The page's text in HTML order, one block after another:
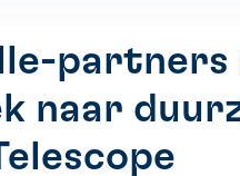
naar